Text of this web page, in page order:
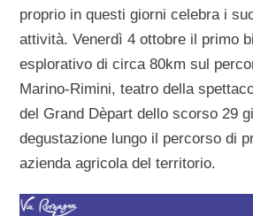
proprio in questi giorni celebra i
attività. Venerdì 4 ottobre il primo
esplorativo di circa 80km sul
Marino-Rimini, teatro della
del Grand Dèpart dello scorso 29
degustazione lungo il percorso di
azienda agricola del territorio.